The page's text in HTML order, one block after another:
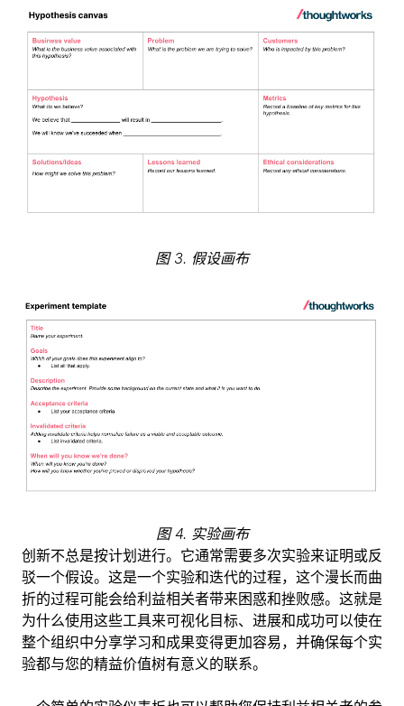
图 3. 假设画布
图 4. 实验画布
创新不总是按计划进行。它通常需要多次实验来证明或反
驳一个假设。这是一个实验和迭代的过程，这个漫长而曲
折的过程可能会给利益相关者带来困惑和挫败感。这就是
为什么使用这些工具来可视化目标、进展和成功可以使在
整个组织中分享学习和成果变得更加容易，并确保每个实
验都与您的精益价值树有意义的联系。